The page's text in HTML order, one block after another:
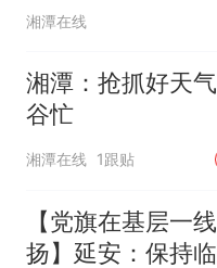
湘潭在线
湘潭：抢抓好天
谷忙
湘潭在线 1跟贴
【党旗在基层一
扬】延安：保持